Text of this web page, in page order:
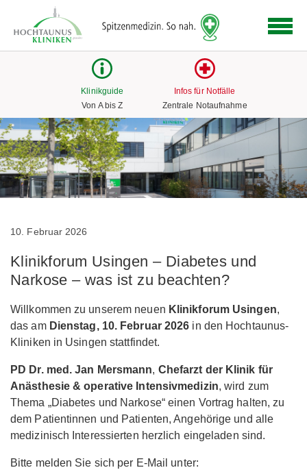
Link
zur
Startseite
Klinikguide
Von A bis Z
Infos für Notfälle
Zentrale Notaufnahme
10. Februar 2026
Klinikforum Usingen – Diabetes und
Narkose – was ist zu beachten?
Willkommen zu unserem neuen Klinikforum Usingen,
das am Dienstag, 10. Februar 2026 in den Hochtaunus-
Kliniken in Usingen stattfindet.
PD Dr. med. Jan Mersmann, Chefarzt der Klinik für
Anästhesie & operative Intensivmedizin, wird zum
Thema „Diabetes und Narkose“ einen Vortrag halten, zu
dem Patientinnen und Patienten, Angehörige und alle
medizinisch Interessierten herzlich eingeladen sind.
Bitte melden Sie sich per E-Mail unter: